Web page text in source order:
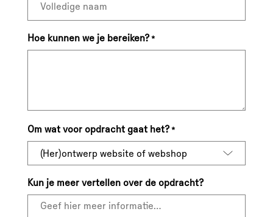
Hoe kunnen we je bereiken? *
Om wat voor opdracht gaat het? *
Kun je meer vertellen over de opdracht?